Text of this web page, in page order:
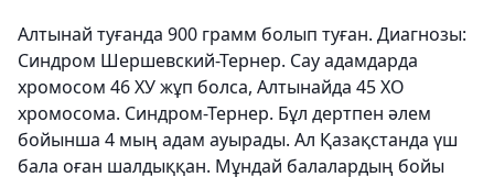
Алтынай туғанда 900 грамм болып туған. Диагнозы:
Синдром Шершевский-Тернер. Сау адамдарда
хромосом 46 ХУ жұп болса, Алтынайда 45 ХО
хромосома. Синдром-Тернер. Бұл дертпен әлем
бойынша 4 мың адам ауырады. Ал Қазақстанда үш
бала оған шалдыққан. Мұндай балалардың бойы